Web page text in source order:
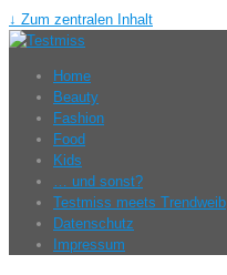
↓ Zum zentralen Inhalt
Home
Beauty
Fashion
Food
Kids
… und sonst?
Testmiss meets Trendweib
Datenschutz
Impressum